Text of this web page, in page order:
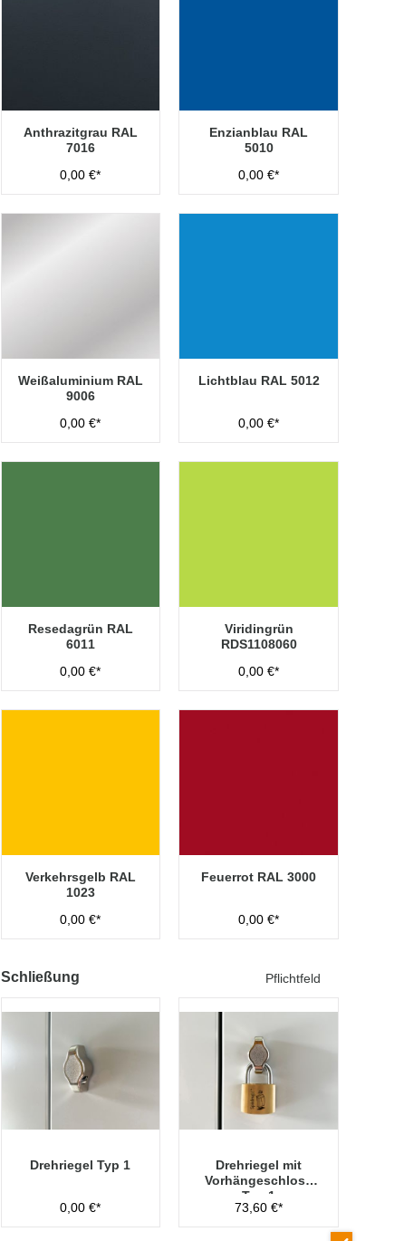
Anthrazitgrau RAL
7016
0,00 €*
Enzianblau RAL
5010
0,00 €*
Weißaluminium RAL
9006
0,00 €*
Lichtblau RAL 5012
0,00 €*
Resedagrün RAL
6011
0,00 €*
Viridingrün
RDS1108060
0,00 €*
Verkehrsgelb RAL
1023
0,00 €*
Feuerrot RAL 3000
0,00 €*
Schließung Pflichtfeld
Drehriegel Typ 1
0,00 €*
Drehriegel mit
Vorhängeschloss
Typ 1
73,60 €*